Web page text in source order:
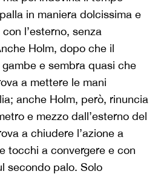
in maniera dolcissima e
l’esterno, senza
Holm, dopo che il
e sembra quasi che
a mettere le mani
anche Holm, però, rinuncia
e mezzo dall’esterno del
a chiudere l’azione a
tocchi a convergere e con
secondo palo. Solo